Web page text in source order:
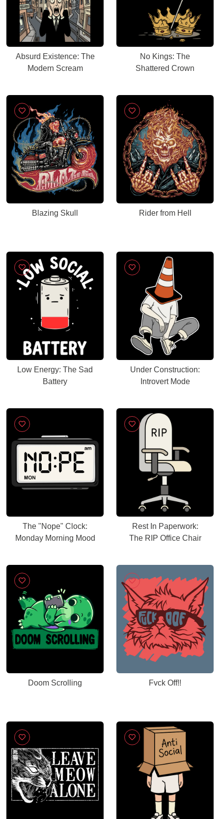
Absurd Existence: The
Modern Scream
No Kings: The
Shattered Crown
Blazing Skull Rider from Hell
Low Energy: The Sad
Battery
Under Construction:
Introvert Mode
The "Nope" Clock:
Monday Morning Mood
Rest In Paperwork:
The RIP Office Chair
Doom Scrolling Fvck Off!!